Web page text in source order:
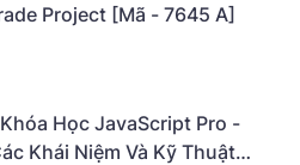
Project [Mã - 7645 A]
Học JavaScript Pro -
Khái Niệm Và Kỹ Thuật